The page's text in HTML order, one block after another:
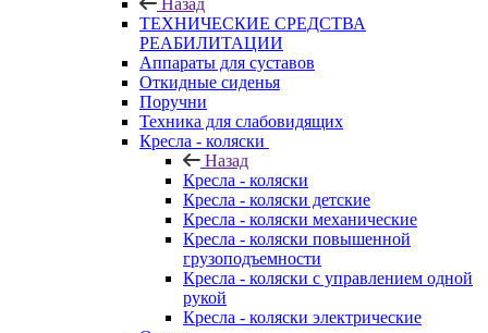
ТЕХНИЧЕСКИЕ СРЕДСТВА
РЕАБИЛИТАЦИИ
Аппараты для суставов
Откидные сиденья
Поручни
Техника для слабовидящих
Кресла - коляски
Назад
Кресла - коляски
Кресла - коляски детские
Кресла - коляски механические
Кресла - коляски повышенной
грузоподъемности
Кресла - коляски с управлением одной
рукой
Кресла - коляски электрические